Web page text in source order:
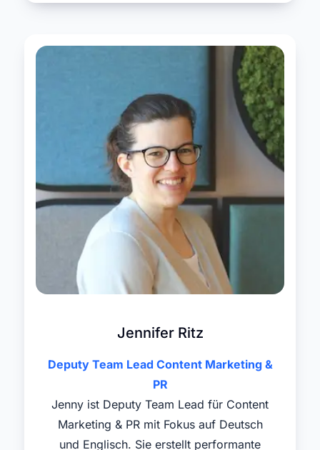
Jennifer Ritz
Deputy Team Lead Content Marketing &
PR
Jenny ist Deputy Team Lead für Content
Marketing & PR mit Fokus auf Deutsch
und Englisch. Sie erstellt performante